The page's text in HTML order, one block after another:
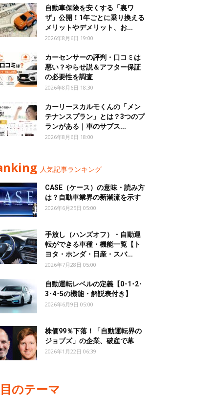
自動車保険を安くする「裏ワ
ザ」公開！1年ごとに乗り換える
メリットやデメリット、お...
2026年8月6日 19:00
カーセンサーの評判・口コミは
悪い？やらせ説＆アフター保証
の必要性を調査
2026年8月6日 18:30
カーリースカルモくんの「メン
テナンスプラン」とは？3つのプ
ランがある｜車のサブス...
2026年8月6日 18:00
人気記事ランキング
CASE（ケース）の意味・読み方
は？自動車業界の新潮流を示す
2026年6月25日 05:00
手放し（ハンズオフ）・自動運
転ができる車種・機能一覧【ト
ヨタ・ホンダ・日産・スバ...
2026年7月28日 05:00
自動運転レベルの定義【0･1･2･
3･4･5の機能・解説表付き】
2026年6月9日 05:00
株価99％下落！「自動運転界の
ジョブズ」の企業、破産で幕
2026年1月22日 06:39
のテーマ